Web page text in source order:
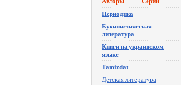
Периодика
Букинистическая
литература
Книги на украинском
языке
Tamizdat
Детская литература